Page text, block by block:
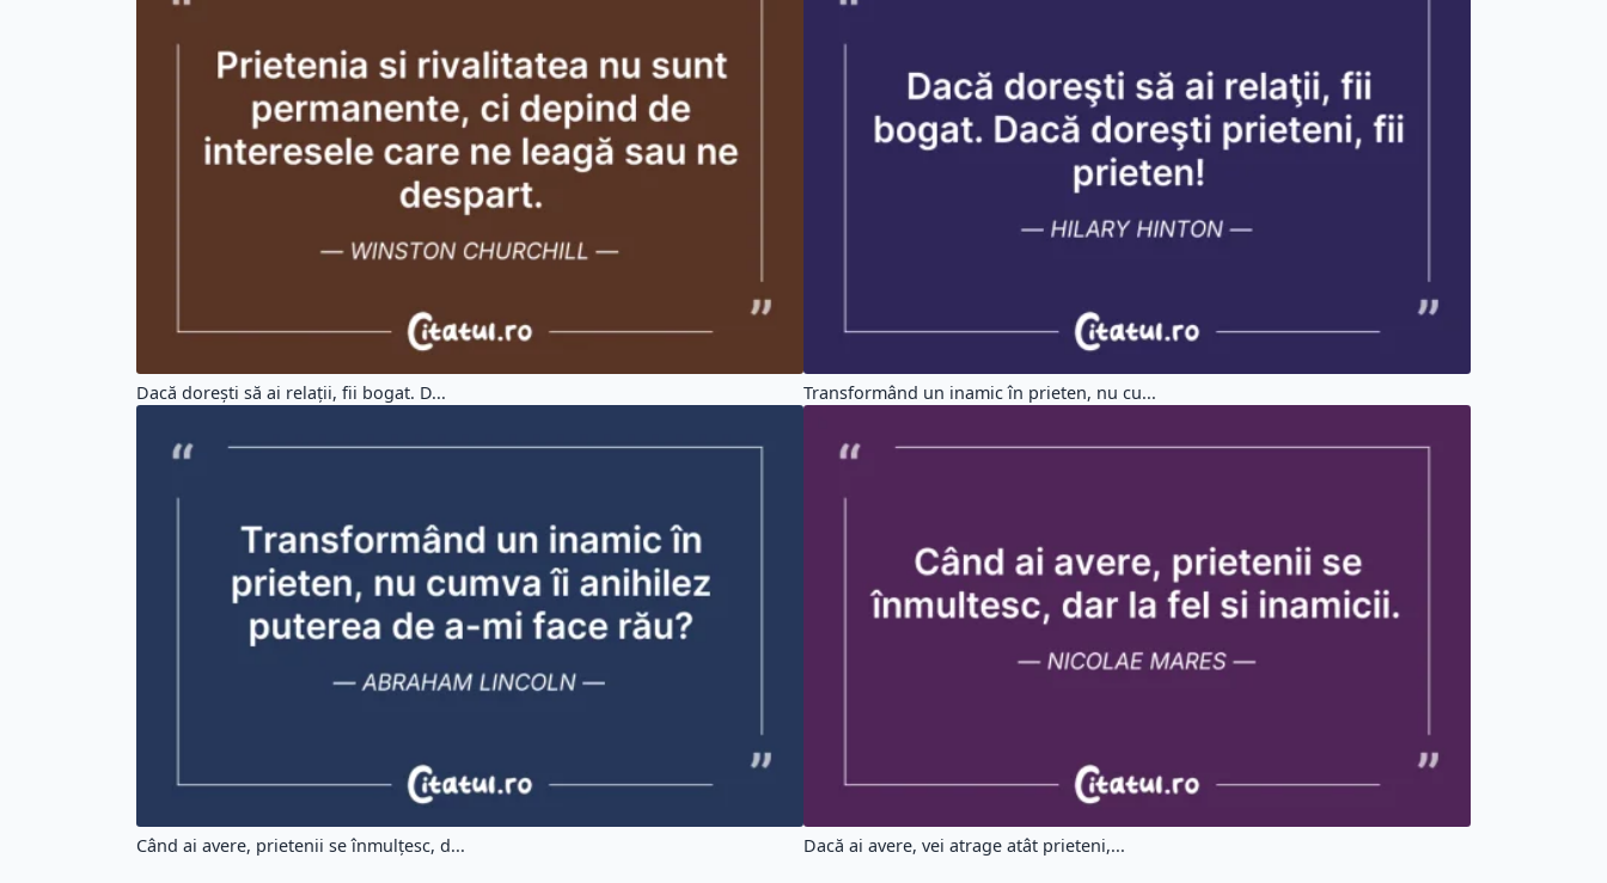
Dacă doreşti să ai relaţii, fii bogat. D... Transformând un inamic în prieten, nu cu...
Când ai avere, prietenii se înmulțesc, d... Dacă ai avere, vei atrage atât prieteni,...